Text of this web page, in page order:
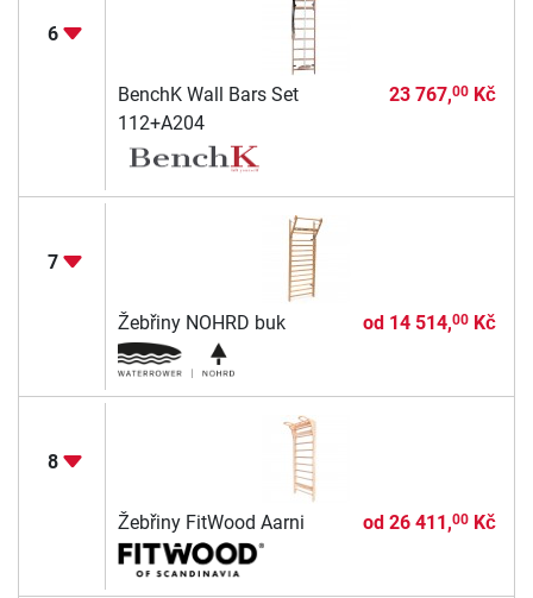
6
BenchK Wall Bars Set
112+A204
23 767,00Kč
7
Žebřiny NOHRD buk od 14 514,00Kč
8
Žebřiny FitWood Aarni od 26 411,00Kč